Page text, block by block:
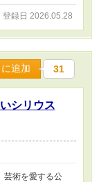
登録日 2026.05.28
追加 31
シリウス
芸術を愛する公